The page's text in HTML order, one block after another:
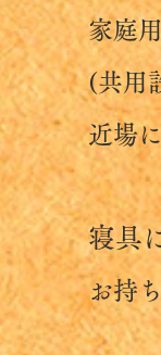
家庭用の
(共用設
近場に杉
寝具
お持ち込